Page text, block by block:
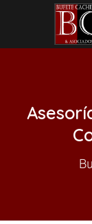
contenido